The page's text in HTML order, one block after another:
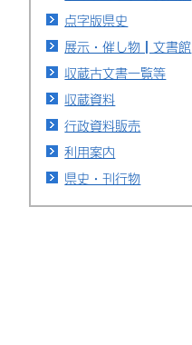
点字版県史
展示・催し物┃文書館
収蔵古文書一覧等
収蔵資料
行政資料販売
利用案内
県史・刊行物